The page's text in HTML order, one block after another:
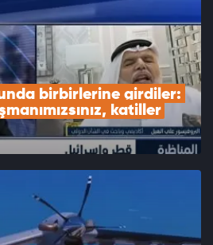
birbirlerine girdiler:
katiller